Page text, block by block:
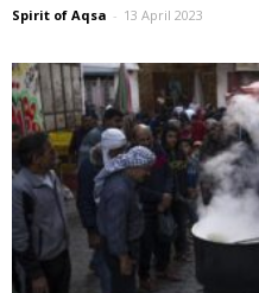
Spirit of Aqsa - 13 April 2023